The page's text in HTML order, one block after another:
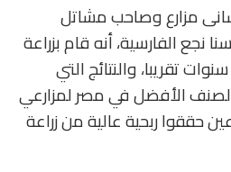
مزارع وصاحب مشاتل
نجع الفارسية، أنه قام بزراعة
تقريبا، والنتائج التي
الأفضل في مصر لمزارعي
حققوا ربحية عالية من زراعة